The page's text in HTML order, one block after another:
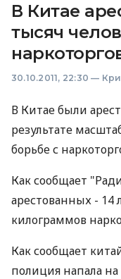
В Китае
тысяч
30.10.2011, 22:30 —
В Китае были
результате
борьбе с
Как сообщает
арестованных - 14
килограммов
Как сообщает
полиция напала на